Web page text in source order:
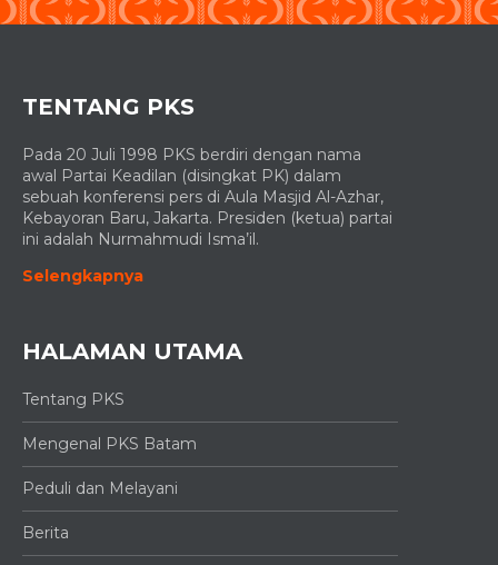
TENTANG PKS
Pada 20 Juli 1998 PKS berdiri dengan nama
awal Partai Keadilan (disingkat PK) dalam
sebuah konferensi pers di Aula Masjid Al-Azhar,
Kebayoran Baru, Jakarta. Presiden (ketua) partai
ini adalah Nurmahmudi Isma’il.
Selengkapnya
HALAMAN UTAMA
Tentang PKS
Mengenal PKS Batam
Peduli dan Melayani
Berita